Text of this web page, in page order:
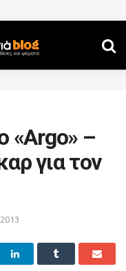
«Argo» –
για τον